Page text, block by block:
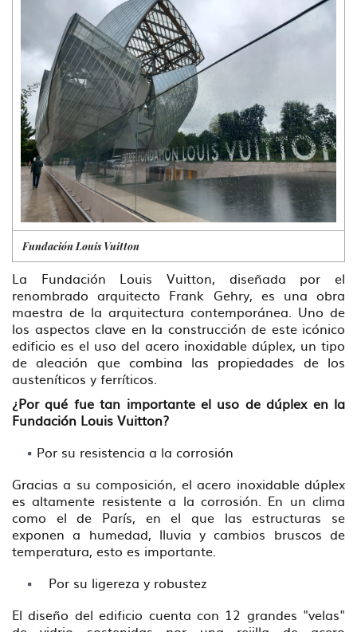
Fundación Louis Vuitton
La Fundación Louis Vuitton, diseñada por el
renombrado arquitecto Frank Gehry, es una obra
maestra de la arquitectura contemporánea. Uno de
los aspectos clave en la construcción de este icónico
edificio es el uso del acero inoxidable dúplex, un tipo
de aleación que combina las propiedades de los
austeníticos y ferríticos.
¿Por qué fue tan importante el uso de dúplex en la
Fundación Louis Vuitton?
Por su resistencia a la corrosión
Gracias a su composición, el acero inoxidable dúplex
es altamente resistente a la corrosión. En un clima
como el de París, en el que las estructuras se
exponen a humedad, lluvia y cambios bruscos de
temperatura, esto es importante.
Por su ligereza y robustez
El diseño del edificio cuenta con 12 grandes "velas"